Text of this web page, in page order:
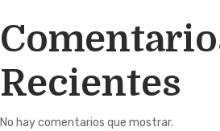
Recientes
No hay comentarios que mostrar.